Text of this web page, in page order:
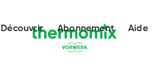
Découvrir Abonnement Aide